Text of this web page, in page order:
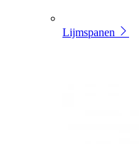
Lijmspanen